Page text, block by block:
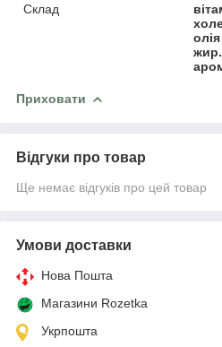
Склад
Приховати
Відгуки про товар
Ще немає відгуків про цей товар
Умови доставки
Нова Пошта
Магазини Rozetka
Укрпошта